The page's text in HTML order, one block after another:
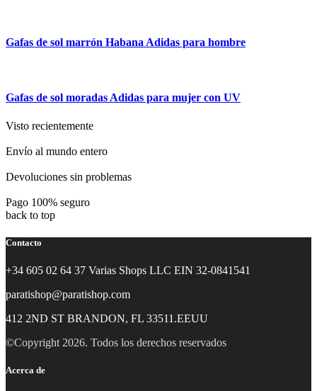
Gafas de sol marrón Habana Adidas para hombre
Gafas de sol moradas Adidas para mujer con UV
Visto recientemente
Envío al mundo entero
Devoluciones sin problemas
Pago 100% seguro
back to top
Contacto
+34 605 02 64 37 Varias Shops LLC EIN 32-0841541
paratishop@paratishop.com
412 2ND ST BRANDON, FL 33511.EEUU
©Copyright 2026. Todos los derechos reservados
Acerca de